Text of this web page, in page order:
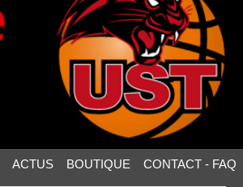
ACTUS BOUTIQUE CONTACT - FAQ